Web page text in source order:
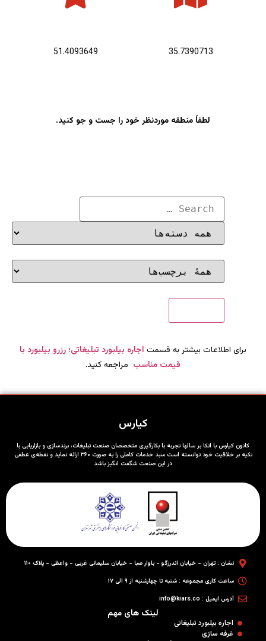
35.7390713
51.4093649
لطفاً منطقه موردنظر خود را جست و جو کنید.
برای اطلاعات بیشتر به قسمت اجاره بیلبورد تبلیغاتی؛ رزرو بیلبورد با
قیمت مناسب مراجعه کنید.
کیارس
کانون کیارس با اتکا بر سالها تجربه با بکارگیری متخصصان صنعت تبلیغات، برندسازی و بازاریابی با
تکیه بر خلاقیت خود توانسته است سبد خدمات کاملی را به صورت ۳۶۰ ارائه نماید و نقطه‌ی عطفی
در این صنعت شگفت انگیز باشد
نشان : تهران - خیابان اندرزگو - بلوار صبا - خیابان سلیمانی غربی - واعظی - پلاک ۱۱۰
ساعت کاری مجموعه : شنبه تا چهارشنبه از ۹ الی ۱۷
آدرس ایمیل : info@kiars.co
لینک های مهم
اجاره بیلبورد تبلیغاتی
غرفه سازی